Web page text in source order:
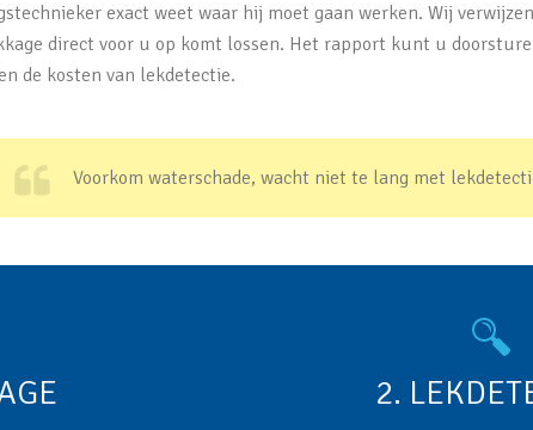
exact weet waar hij moet gaan werken. Wij
direct voor u op komt lossen. Het rapport kunt u
de kosten van lekdetectie.
Voorkom waterschade, wacht niet te lang met
2.